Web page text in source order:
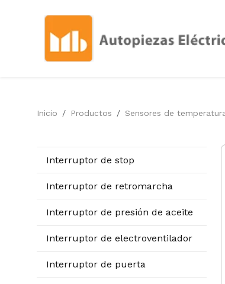
Inicio Productos Sensores de
Interruptor de stop
Interruptor de retromarcha
Interruptor de presión de aceite
Interruptor de electroventilador
Interruptor de puerta